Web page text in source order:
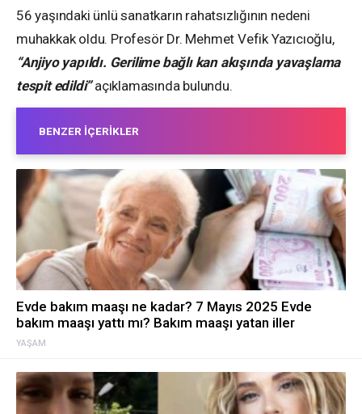
56 yaşındaki ünlü sanatkarın rahatsızlığının nedeni
muhakkak oldu. Profesör Dr. Mehmet Vefik Yazıcıoğlu,
“Anjiyo yapıldı. Gerilime bağlı kan akışında yavaşlama
tespit edildi”açıklamasında bulundu.
BENZER İÇERIKLER
YAŞAM
Evde bakım maaşı ne kadar? 7 Mayıs 2025 Evde
bakım maaşı yattı mı? Bakım maaşı yatan iller